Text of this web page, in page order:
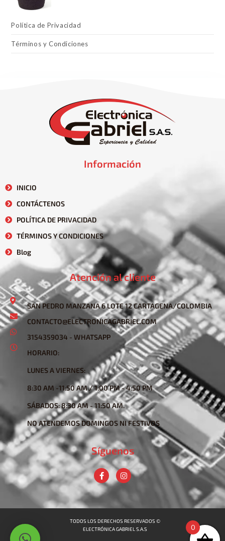
Política de Privacidad
Términos y Condiciones
Información
INICIO
CONTÁCTENOS
POLÍTICA DE PRIVACIDAD
TÉRMINOS Y CONDICIONES
Blog
Atención al cliente
SAN PEDRO MANZANA 6 LOTE 12 CARTAGENA/COLOMBIA
CONTACTO@ELECTRONICAGABRIEL.COM
3154359034 - WHATSAPP
HORARIO:
LUNES A VIERNES:
8:30 AM -11:50 AM / 1:00 PM - 4:50 PM
SÁBADOS: 8:30 AM - 11:50 AM.
NO ATENDEMOS DOMINGOS NI FESTIVOS
Síguenos
TODOS LOS DERECHOS RESERVADOS ©
ELECTRÓNICA GABRIEL S.A.S
0